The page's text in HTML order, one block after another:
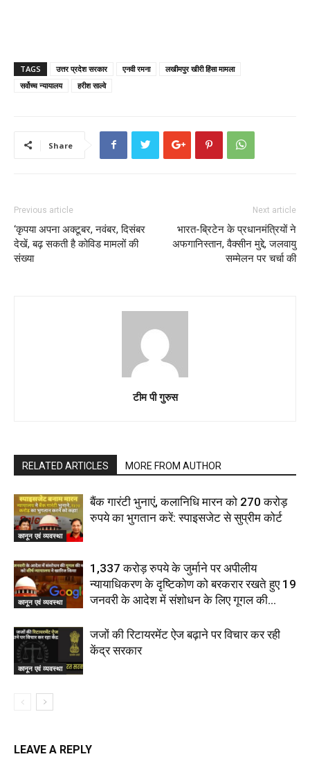
TAGS उत्तर प्रदेश सरकार एनवी रमना
लखीमपुर खीरी हिंसा मामला
सर्वोच्च न्यायालय
हरीश साल्वे
Share
Previous article
‘कृपया अपना अक्टूबर, नवंबर, दिसंबर
देखें, बढ़ सकती है कोविड मामलों की
संख्या
Next article
भारत-ब्रिटेन के प्रधानमंत्रियों ने
अफगानिस्तान, वैक्सीन मुद्दे, जलवायु
सम्मेलन पर चर्चा की
टीम पी गुरुस
RELATED ARTICLES MORE FROM AUTHOR
कानून एवं व्यवस्था
बैंक गारंटी भुनाएं, कलानिधि मारन को 270 करोड़
रुपये का भुगतान करें: स्पाइसजेट से सुप्रीम कोर्ट
कानून एवं व्यवस्था
1,337 करोड़ रुपये के जुर्माने पर अपीलीय
न्यायाधिकरण के दृष्टिकोण को बरकरार रखते हुए 19
जनवरी के आदेश में संशोधन के लिए गूगल की...
कानून एवं व्यवस्था
जजों की रिटायरमेंट ऐज बढ़ाने पर विचार कर रही
केंद्र सरकार
LEAVE A REPLY